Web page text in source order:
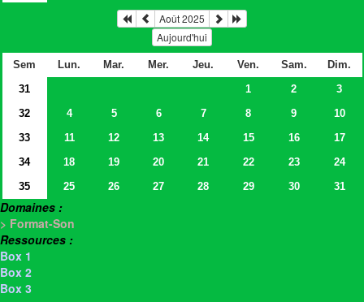
Août 2025
Aujourd'hui
Sem Lun. Mar. Mer. Jeu. Ven. Sam.
Dim.
31
1 2
3
32
4 5 6 7 8 9
10
33
11 12 13 14 15 16
17
34
18 19 20 21 22 23
24
35
25 26 27 28 29 30 31
Domaines :
> Format-Son
Ressources :
Box 1
Box 2
Box 3